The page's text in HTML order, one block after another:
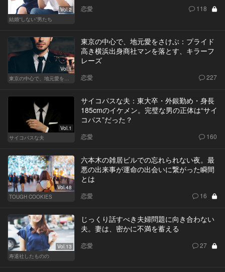
Vol.2
結婚“しない”男たち
恋愛 118
Vol.1
東京の中心で、地元愛をさけぶ
東京の中心で、地元愛をさけぶ：プライド
高き横浜出身商社マンを落とす、キラーフ
レーズ
恋愛 227
Vol.1
サイコパスな夫
サイコパスな夫：東大卒・外銀勤め・身長
185cmのイケメン。完璧な男の正体は“サイ
コパス”だった？
恋愛 160
Vol.48
TOUGH COOKIES
六本木の雑居ビルでの忘れられない夜。最
悪の出来事が運命の出会いに繋がった瞬間
とは
恋愛 16
Vol.13
寿退社したものの
じっくり話すべき夫婦問題に向き合わない
夫。妻は、密かに不満を蓄える
恋愛 27